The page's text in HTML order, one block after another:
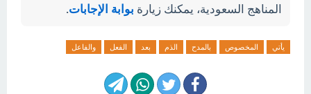
المناهج السعودية، يمكنك زيارة بوابة الإجابات.
يأتي المخصوص بالمدح الذم بعد الفعل والفاعل